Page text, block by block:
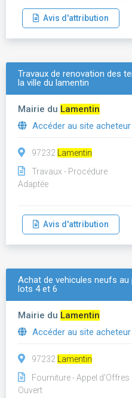
Avis d'attribution
Travaux de renovation des
la ville du lamentin
Mairie du Lamentin
Accéder au site acheteur
97232
Lamentin
Travaux - Procédure
Adaptée
Avis d'attribution
Achat de vehicules neufs
lots 4 et 6
Mairie du Lamentin
Accéder au site acheteur
97232
Lamentin
Fourniture - Appel d'Offres
Ouvert